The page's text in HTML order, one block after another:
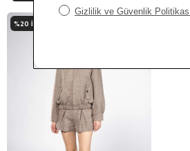
%20 İNDIRIM